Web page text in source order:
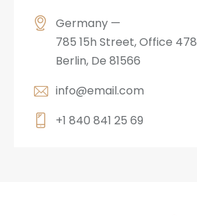
Germany —
785 15h Street, Office 478
Berlin, De 81566
info@email.com
+1 840 841 25 69